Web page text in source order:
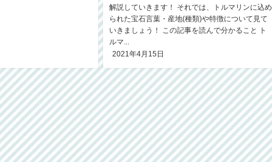
解説していきます！ それでは、トルマリンに込め
られた宝石言葉・産地(種類)や特徴について見て
いきましょう！ この記事を読んで分かること ト
ルマ...
2021年4月15日